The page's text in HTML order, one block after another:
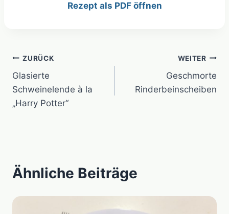
Rezept als PDF öffnen
Beitragsnavigation
ZURÜCK
Glasierte
Schweinelende à la
„Harry Potter“
WEITER
Geschmorte
Rinderbeinscheiben
Ähnliche Beiträge